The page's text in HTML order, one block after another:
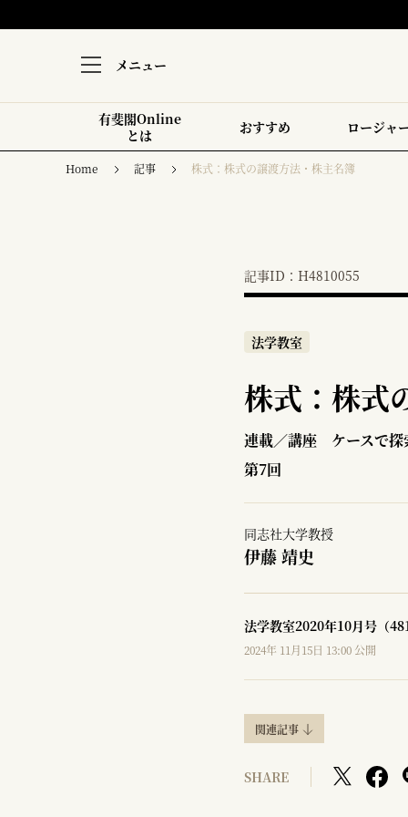
メニュー
有斐閣Online
とは
おすすめ ロージャ
Home 記事 株式：株式の譲渡方法・株主名簿
記事ID：H4810055
法学教室
株式：株式
連載／講座 ケースで
第7回
同志社大学教授
伊藤 靖史
法学教室2020年10月号（
2024年 11月15日 13:00 公開
関連記事
SHARE